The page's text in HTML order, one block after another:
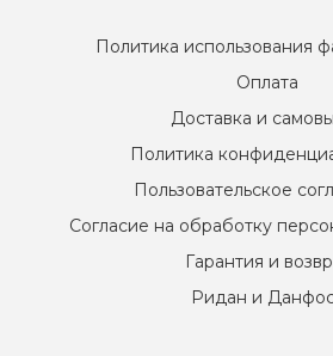
Политика использования
Оплата
Доставка и
Политика
Пользовательское
Согласие на обработку
Гарантия и
Ридан и